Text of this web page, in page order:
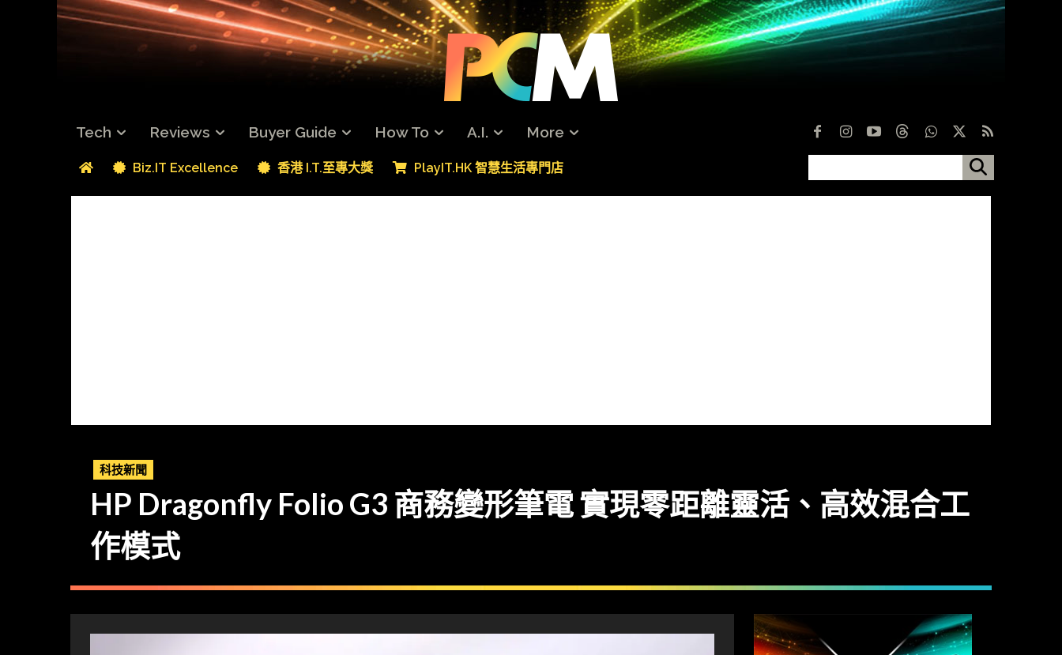
Tech Reviews Buyer Guide How To A.I. More
Biz.IT Excellence 香港 I.T.至專大獎 PlayIT.HK 智慧生活專門店
科技新聞
HP Dragonfly Folio G3 商務變形筆電 實現零距離靈活、高效混合工
作模式